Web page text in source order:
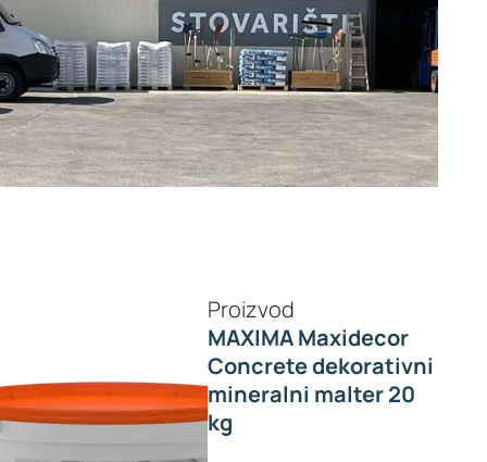
Proizvod
MAXIMA Maxidecor
Concrete dekorativni
mineralni malter 20
kg